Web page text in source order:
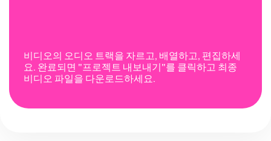
비디오의 오디오 트랙을 자르고, 배열하고, 편집하세
요. 완료되면 "프로젝트 내보내기"를 클릭하고 최종
비디오 파일을 다운로드하세요.